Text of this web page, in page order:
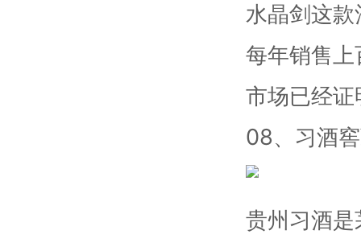
水晶剑这款
每年销售上
市场已经
08、习酒
贵州习酒